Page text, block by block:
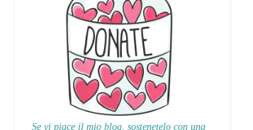
Se vi piace il mio blog, sostenetelo con una